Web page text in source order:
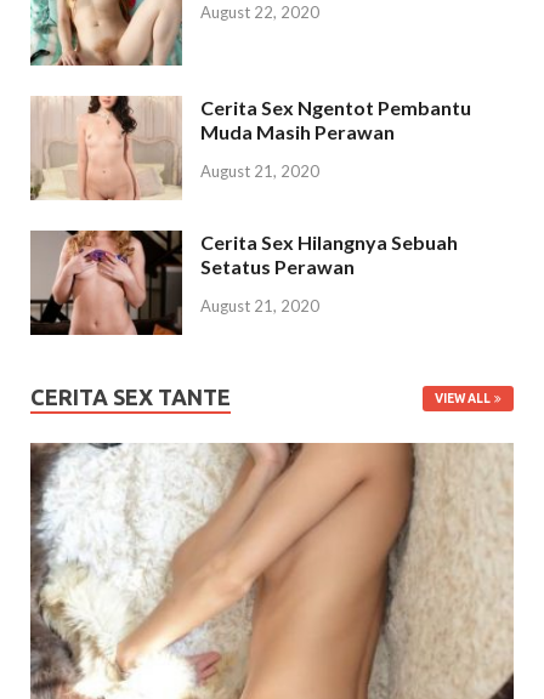
August 22, 2020
Cerita Sex Ngentot Pembantu
Muda Masih Perawan
August 21, 2020
Cerita Sex Hilangnya Sebuah
Setatus Perawan
August 21, 2020
CERITA SEX TANTE VIEW ALL